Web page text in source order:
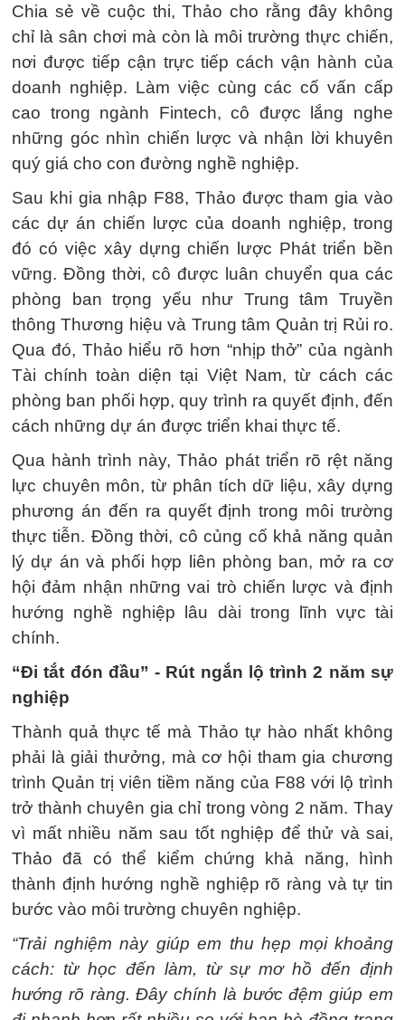
Chia sẻ về cuộc thi, Thảo cho rằng đây không
chỉ là sân chơi mà còn là môi trường thực chiến,
nơi được tiếp cận trực tiếp cách vận hành của
doanh nghiệp. Làm việc cùng các cố vấn cấp
cao trong ngành Fintech, cô được lắng nghe
những góc nhìn chiến lược và nhận lời khuyên
quý giá cho con đường nghề nghiệp.
Sau khi gia nhập F88, Thảo được tham gia vào
các dự án chiến lược của doanh nghiệp, trong
đó có việc xây dựng chiến lược Phát triển bền
vững. Đồng thời, cô được luân chuyển qua các
phòng ban trọng yếu như Trung tâm Truyền
thông Thương hiệu và Trung tâm Quản trị Rủi ro.
Qua đó, Thảo hiểu rõ hơn “nhịp thở” của ngành
Tài chính toàn diện tại Việt Nam, từ cách các
phòng ban phối hợp, quy trình ra quyết định, đến
cách những dự án được triển khai thực tế.
Qua hành trình này, Thảo phát triển rõ rệt năng
lực chuyên môn, từ phân tích dữ liệu, xây dựng
phương án đến ra quyết định trong môi trường
thực tiễn. Đồng thời, cô củng cố khả năng quản
lý dự án và phối hợp liên phòng ban, mở ra cơ
hội đảm nhận những vai trò chiến lược và định
hướng nghề nghiệp lâu dài trong lĩnh vực tài
chính.
“Đi tắt đón đầu” - Rút ngắn lộ trình 2 năm sự
nghiệp
Thành quả thực tế mà Thảo tự hào nhất không
phải là giải thưởng, mà cơ hội tham gia chương
trình Quản trị viên tiềm năng của F88 với lộ trình
trở thành chuyên gia chỉ trong vòng 2 năm. Thay
vì mất nhiều năm sau tốt nghiệp để thử và sai,
Thảo đã có thể kiểm chứng khả năng, hình
thành định hướng nghề nghiệp rõ ràng và tự tin
bước vào môi trường chuyên nghiệp.
“Trải nghiệm này giúp em thu hẹp mọi khoảng
cách: từ học đến làm, từ sự mơ hồ đến định
hướng rõ ràng. Đây chính là bước đệm giúp em